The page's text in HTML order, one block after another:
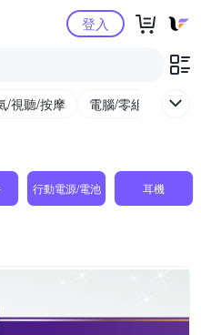
Yahoo購物中心登入
/視聽/按摩 電腦/零組件/週邊/
行動電源/電池 耳機